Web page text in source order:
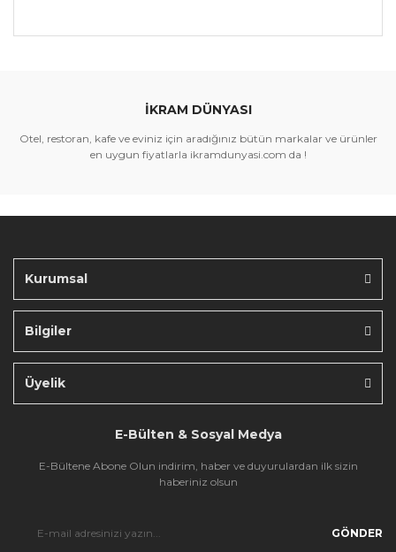
Yorum Yaz
Bu ürünün fiyat bilgisi, resim, ürün açıklamalarında ve
Ürün açıklamasında eksik bilgiler bulunuyor.
İKRAM DÜNYASI
Otel, restoran, kafe ve eviniz için aradığınız bütün markalar ve ürünler
en uygun fiyatlarla ikramdunyasi.com da !
Kurumsal
Bilgiler
Üyelik
E-Bülten & Sosyal Medya
E-Bültene Abone Olun indirim, haber ve duyurulardan ilk sizin
haberiniz olsun
GÖNDER